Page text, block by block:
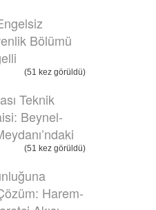
Bölümü
(51 kez görüldü)
Teknik
Beynel-
(51 kez görüldü)
Harem-